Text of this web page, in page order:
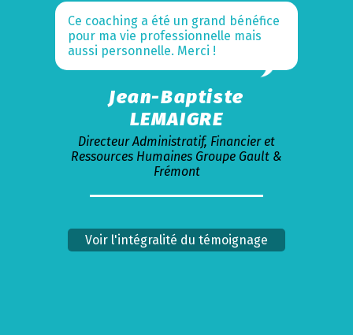
Ce coaching a été un grand bénéfice
pour ma vie professionnelle mais
aussi personnelle. Merci !
Jean-Baptiste
LEMAIGRE
Directeur Administratif, Financier et
Ressources Humaines Groupe Gault &
Frémont
Voir l'intégralité du témoignage